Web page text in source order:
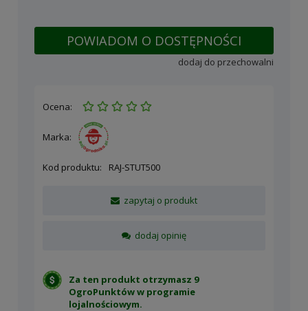
POWIADOM O DOSTĘPNOŚCI
dodaj do przechowalni
Ocena:
Marka:
Kod produktu: RAJ-STUT500
zapytaj o produkt
dodaj opinię
Za ten produkt otrzymasz 9
OgroPunktów w programie
lojalnościowym.